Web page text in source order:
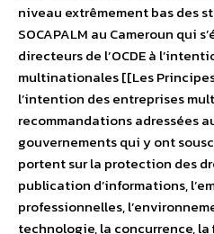
niveau extrêmement bas des
SOCAPALM au Cameroun qui
directeurs de l’OCDE à
multinationales [[Les Principes
l’intention des entreprises
recommandations adressées
gouvernements qui y ont
portent sur la protection des
publication d’informations,
professionnelles,
technologie, la concurrence,